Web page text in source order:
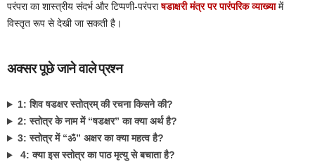
परंपरा का शास्त्रीय संदर्भ और टिप्पणी-परंपराषडाक्षरी मंत्र पर पारंपरिक व्याख्यामें
विस्तृत रूप से देखी जा सकती है।
अक्सर पूछे जाने वाले प्रश्न
1: शिव षडक्षर स्तोत्रम् की रचना किसने की?
2: स्तोत्र के नाम में “षडक्षर” का क्या अर्थ है?
3: स्तोत्र में “ॐ” अक्षर का क्या महत्व है?
4: क्या इस स्तोत्र का पाठ मृत्यु से बचाता है?